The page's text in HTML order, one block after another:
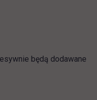
będą dodawane